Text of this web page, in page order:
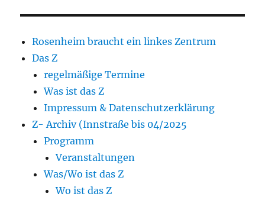
Rosenheim braucht ein linkes Zentrum
Das Z
regelmäßige Termine
Was ist das Z
Impressum & Datenschutzerklärung
Z- Archiv (Innstraße bis 04/2025
Programm
Veranstaltungen
Was/Wo ist das Z
Wo ist das Z